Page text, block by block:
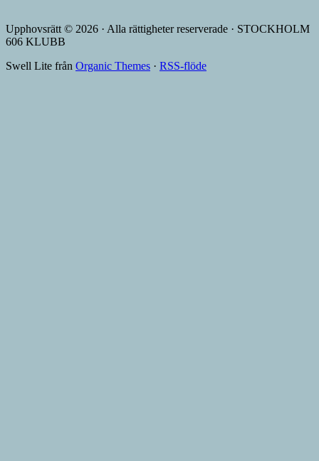
Upphovsrätt © 2026 · Alla rättigheter reserverade · STOCKHOLM
606 KLUBB
Swell Lite från Organic Themes · RSS-flöde